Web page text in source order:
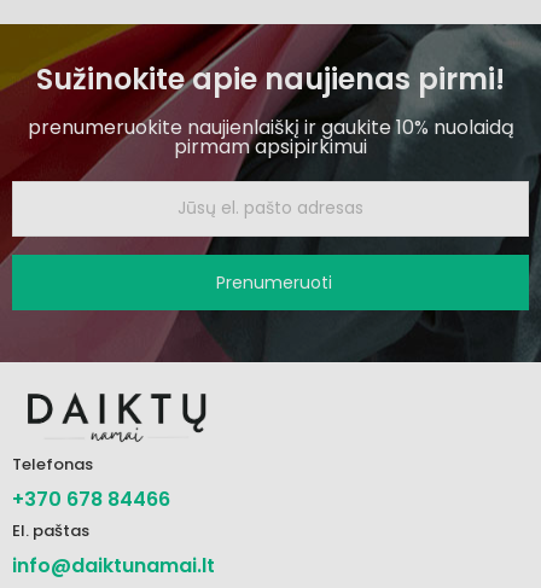
Sužinokite apie naujienas pirmi!
prenumeruokite naujienlaiškį ir gaukite 10% nuolaidą
pirmam apsipirkimui
Prenumeruoti
Telefonas
+370 678 84466
El. paštas
info@daiktunamai.lt